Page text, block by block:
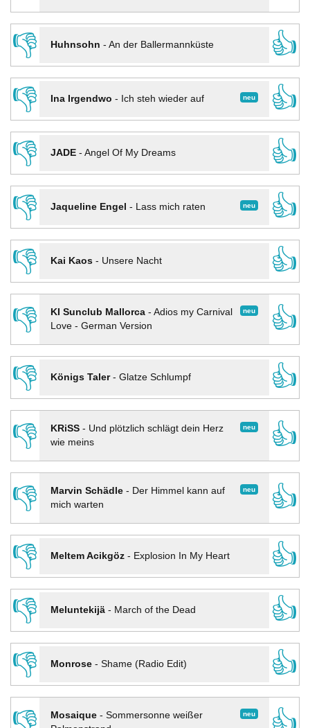
👎
Huhnsohn - An der Ballermannküste
👍
👎
neu
Ina Irgendwo - Ich steh wieder auf
👍
👎
JADE- Angel Of My Dreams
👍
👎
neu
Jaqueline Engel - Lass mich raten
👍
👎
Kai Kaos- Unsere Nacht
👍
👎
neu
KI Sunclub Mallorca- Adios my Carnival
Love - German Version
👍
👎
Königs Taler- Glatze Schlumpf
👍
👎
neu
KRiSS- Und plötzlich schlägt dein Herz
wie meins
👍
👎 neu
Marvin Schädle- Der Himmel kann auf
mich warten
👍
👎
Meltem Acikgöz- Explosion In My Heart
👍
👎
Meluntekijä- March of the Dead
👍
👎
Monrose- Shame (Radio Edit)
👍
neu
Mosaique- Sommersonne weißer